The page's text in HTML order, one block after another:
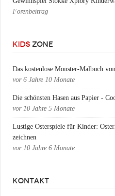
Forenbeitrag
KIDS ZONE
Das kostenlose Monster-Malbuch
vor 6 Jahre 10 Monate
Die schönsten Hasen aus Papier -
vor 10 Jahre 5 Monate
Lustige Osterspiele für Kinder:
zeichnen
vor 10 Jahre 6 Monate
KONTAKT